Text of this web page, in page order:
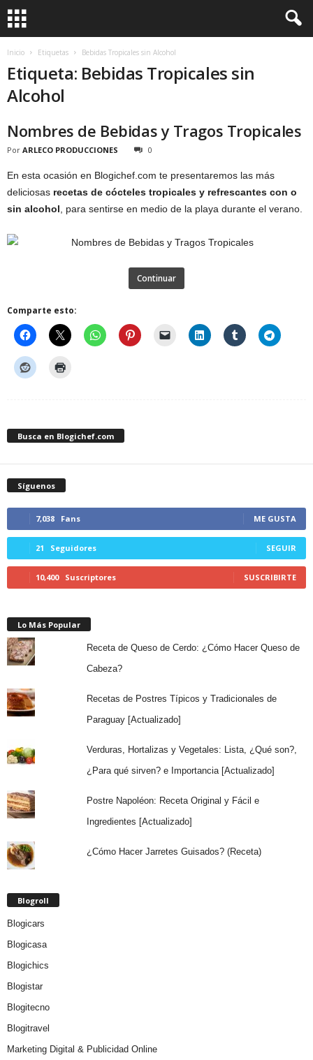
Inicio Etiquetas Bebidas Tropicales sin Alcohol
Etiqueta: Bebidas Tropicales sin
Alcohol
Nombres de Bebidas y Tragos Tropicales
Por ARLECO PRODUCCIONES 0
En esta ocasión en Blogichef.com te presentaremos las más
deliciosas recetas de cócteles tropicales y refrescantes con o
sin alcohol , para sentirse en medio de la playa durante el verano.
Continuar
Comparte esto:
Busca en Blogichef.com
Síguenos
7,038 Fans ME GUSTA
21 Seguidores SEGUIR
10,400 Suscriptores SUSCRIBIRTE
Lo Más Popular
Receta de Queso de Cerdo: ¿Cómo Hacer Queso de
Cabeza?
Recetas de Postres Típicos y Tradicionales de
Paraguay [Actualizado]
Verduras, Hortalizas y Vegetales: Lista, ¿Qué son?,
¿Para qué sirven? e Importancia [Actualizado]
Postre Napoléon: Receta Original y Fácil e
Ingredientes [Actualizado]
¿Cómo Hacer Jarretes Guisados? (Receta)
Blogroll
Blogicars
Blogicasa
Blogichics
Blogistar
Blogitecno
Blogitravel
Marketing Digital & Publicidad Online